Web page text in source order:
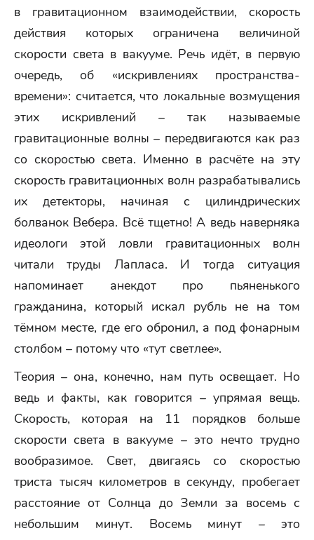
в гравитационном взаимодействии, скорость
действия которых ограничена величиной
скорости света в вакууме. Речь идёт, в первую
очередь, об «искривлениях пространства-
времени»: считается, что локальные возмущения
этих искривлений – так называемые
гравитационные волны – передвигаются как раз
со скоростью света. Именно в расчёте на эту
скорость гравитационных волн разрабатывались
их детекторы, начиная с цилиндрических
болванок Вебера. Всё тщетно! А ведь наверняка
идеологи этой ловли гравитационных волн
читали труды Лапласа. И тогда ситуация
напоминает анекдот про пьяненького
гражданина, который искал рубль не на том
тёмном месте, где его обронил, а под фонарным
столбом – потому что «тут светлее».
Теория – она, конечно, нам путь освещает. Но
ведь и факты, как говорится – упрямая вещь.
Скорость, которая на 11 порядков больше
скорости света в вакууме – это нечто трудно
вообразимое. Свет, двигаясь со скоростью
триста тысяч километров в секунду, пробегает
расстояние от Солнца до Земли за восемь с
небольшим минут. Восемь минут – это